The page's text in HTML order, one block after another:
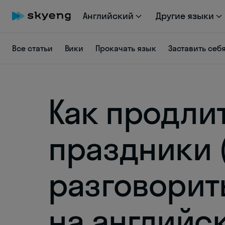
Английский Другие языки
Все статьи Вики Прокачать язык Заставить
Как
праздники